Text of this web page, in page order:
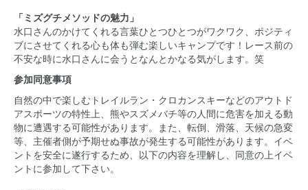
「ミズグチメソッドの魅力」
水口さんのかけてくれる言葉ひとつひとつがワクワク、ポジティ
ブにさせてくれる心も体も弾む楽しいキャンプです！レース前の
不安な時に水口さんに会うとなんとかなる気がします。笑
参加同意事項
自然の中で楽しむトレイルラン・クロカンスキーなどのアウトド
アスポーツの特性上、熊やスズメバチ等の人間に危害を加える動
物に遭遇する可能性があります。また、転倒、滑落、天候の急変
等、主催者側が予期せぬ事故が発生する可能性があります。イベ
ントを安全に遂行するため、以下の内容を理解し、同意の上イベ
ントに参加して下さい。